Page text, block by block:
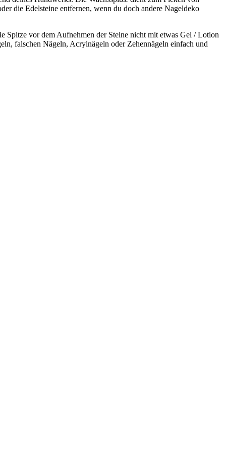
die Edelsteine ​​entfernen, wenn du doch andere Nageldeko
Spitze vor dem Aufnehmen der Steine ​​nicht mit etwas Gel / Lotion
falschen Nägeln, Acrylnägeln oder Zehennägeln einfach und